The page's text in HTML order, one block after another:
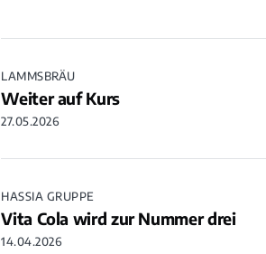
LAMMSBRÄU
Weiter auf Kurs
27.05.2026
HASSIA GRUPPE
Vita Cola wird zur Nummer drei
14.04.2026